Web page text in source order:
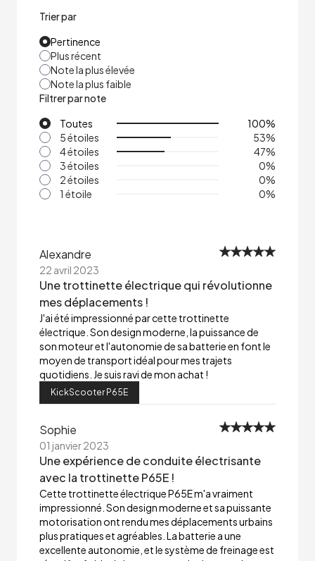
Trier par
Pertinence
Plus récent
Note la plus élevée
Note la plus faible
Filtrer par note
Toutes
100%
5 étoiles
53%
4 étoiles
47%
3 étoiles
0%
2 étoiles
0%
1 étoile
0%
Alexandre
22 avril 2023
Une trottinette électrique qui révolutionne
mes déplacements !
J'ai été impressionné par cette trottinette
électrique. Son design moderne, la puissance de
son moteur et l'autonomie de sa batterie en font le
moyen de transport idéal pour mes trajets
quotidiens. Je suis ravi de mon achat !
KickScooter P65E
Sophie
01 janvier 2023
Une expérience de conduite électrisante
avec la trottinette P65E !
Cette trottinette électrique P65E m'a vraiment
impressionné. Son design moderne et sa puissante
motorisation ont rendu mes déplacements urbains
plus pratiques et agréables. La batterie a une
excellente autonomie, et le système de freinage est